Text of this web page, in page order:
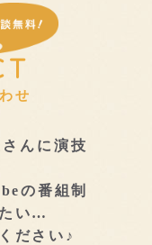
せ
んに演技
の番組制
い…
ださい♪